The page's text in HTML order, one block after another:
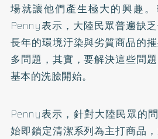
場就讓他們產生極大的興趣
Penny表示，大陸民眾普遍缺
長年的環境汙染與劣質商品的
多問題，其實，要解決這些問
基本的洗臉開始。
Penny表示，針對大陸民眾的
始即鎖定清潔系列為主打商品